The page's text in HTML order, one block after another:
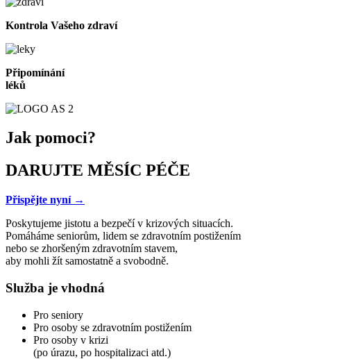
Kontrola Vašeho zdraví
Připomínání
léků
Jak pomoci?
DARUJTE MĚSÍC PÉČE
Přispějte nyní →
Poskytujeme jistotu a bezpečí v krizových situacích.
Pomáháme seniorům, lidem se zdravotním postižením
nebo se zhoršeným zdravotním stavem,
aby mohli žít samostatně a svobodně.
Služba je vhodná
Pro seniory
Pro osoby se zdravotním postižením
Pro osoby v krizi
(po úrazu, po hospitalizaci atd.)